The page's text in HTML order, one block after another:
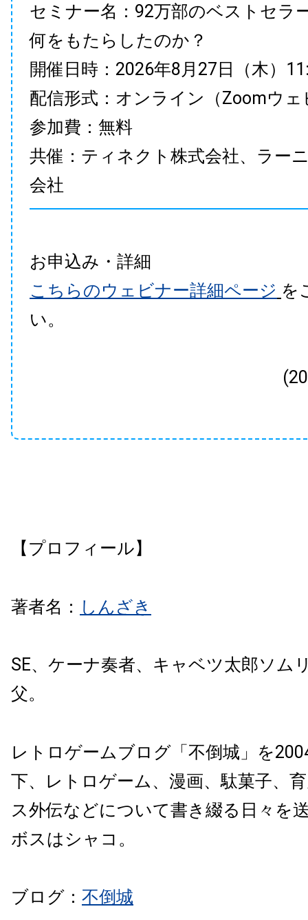
セミナー名：92万部のベストセラ
何をもたらしたのか？
開催日時：2026年8月27日（木）
配信形式：オンライン（Zoomウェ
参加費：無料
共催：ティネクト株式会社、ラー
会社
お申込み・詳細
こちらのウェビナー詳細ページ を
い。
【プロフィール】
著者名： しんざき
SE、ケーナ奏者、キャベツ太郎ソム
父。
レトロゲームブログ「不倒城」を
下、レトロゲーム、漫画、駄菓子、
ス外伝などについて書き綴る日々を
ボスはシャコ。
ブログ： 不倒城